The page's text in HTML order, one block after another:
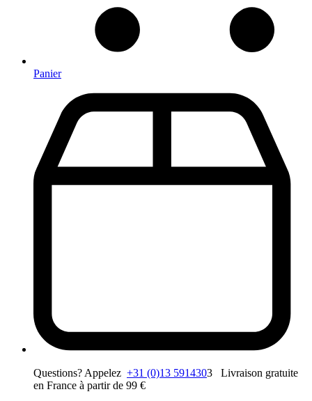
Panier
Questions? Appelez +31 (0)13 5914303 Livraison gratuite
en France à partir de 99 €